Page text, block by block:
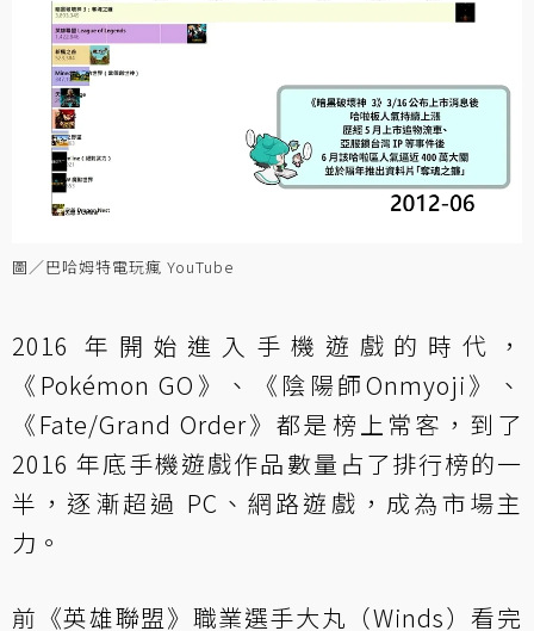
圖／巴哈姆特電玩瘋 YouTube
2016 年開始進入手機遊戲的時代，
《Pokémon GO》、《陰陽師Onmyoji》、
《Fate/Grand Order》都是榜上常客，到了
2016 年底手機遊戲作品數量占了排行榜的一
半，逐漸超過 PC、網路遊戲，成為市場主
力。
前《英雄聯盟》職業選手大丸（Winds）看完